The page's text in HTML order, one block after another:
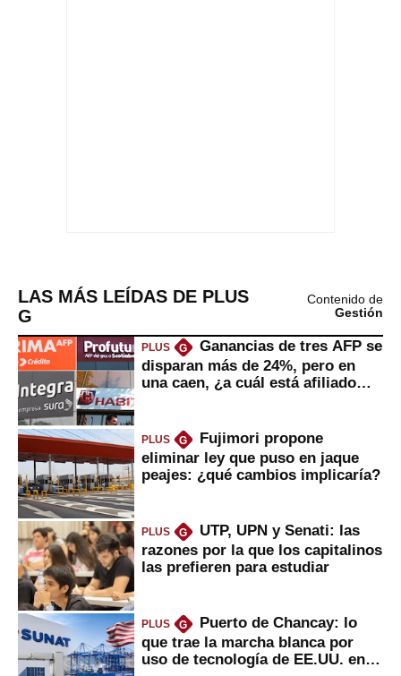
LAS MÁS LEÍDAS DE PLUS
G
Contenido de
Gestión
PLUS G
Ganancias de tres AFP se
disparan más de 24%, pero en
una caen, ¿a cuál está afiliado
PLUS G
Fujimori propone
eliminar ley que puso en jaque
peajes: ¿qué cambios implicaría?
PLUS G
UTP, UPN y Senati: las
razones por la que los capitalinos
las prefieren para estudiar
PLUS G
Puerto de Chancay: lo
que trae la marcha blanca por
uso de tecnología de EE.UU. en